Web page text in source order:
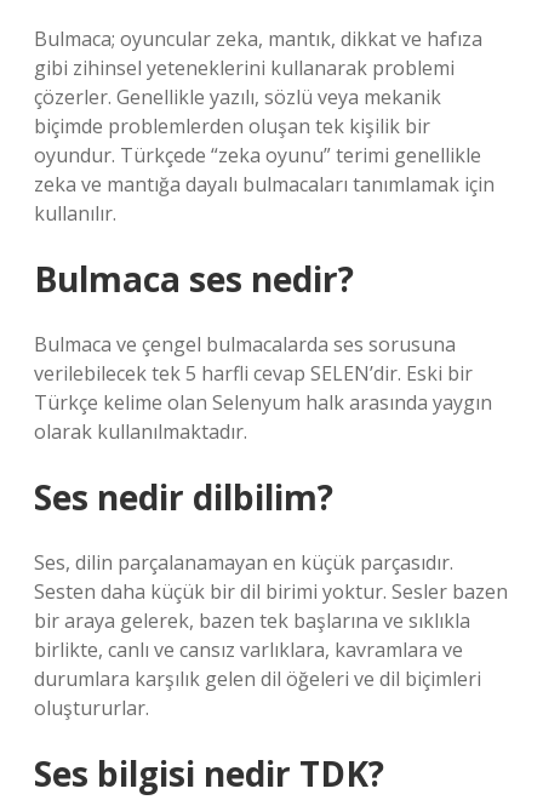
Bulmaca; oyuncular zeka, mantık, dikkat ve hafıza
gibi zihinsel yeteneklerini kullanarak problemi
çözerler. Genellikle yazılı, sözlü veya mekanik
biçimde problemlerden oluşan tek kişilik bir
oyundur. Türkçede “zeka oyunu” terimi genellikle
zeka ve mantığa dayalı bulmacaları tanımlamak için
kullanılır.
Bulmaca ses nedir?
Bulmaca ve çengel bulmacalarda ses sorusuna
verilebilecek tek 5 harfli cevap SELEN’dir. Eski bir
Türkçe kelime olan Selenyum halk arasında yaygın
olarak kullanılmaktadır.
Ses nedir dilbilim?
Ses, dilin parçalanamayan en küçük parçasıdır.
Sesten daha küçük bir dil birimi yoktur. Sesler bazen
bir araya gelerek, bazen tek başlarına ve sıklıkla
birlikte, canlı ve cansız varlıklara, kavramlara ve
durumlara karşılık gelen dil öğeleri ve dil biçimleri
oluştururlar.
Ses bilgisi nedir TDK?